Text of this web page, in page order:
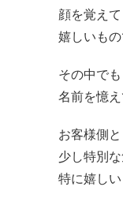
顔を覚え
嬉しいもの
その中でも
名前を憶
お客様側
少し特別
特に嬉しい